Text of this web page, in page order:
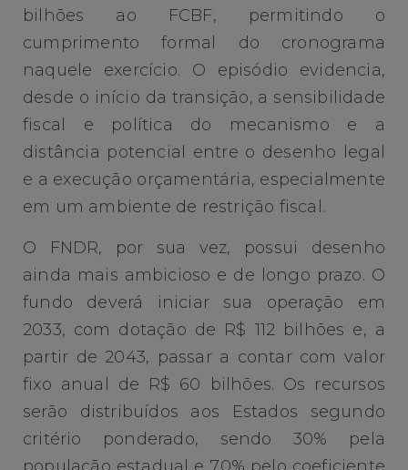
bilhões ao FCBF, permitindo o
cumprimento formal do cronograma
naquele exercício. O episódio evidencia,
desde o início da transição, a sensibilidade
fiscal e política do mecanismo e a
distância potencial entre o desenho legal
e a execução orçamentária, especialmente
em um ambiente de restrição fiscal.
O FNDR, por sua vez, possui desenho
ainda mais ambicioso e de longo prazo. O
fundo deverá iniciar sua operação em
2033, com dotação de R$ 112 bilhões e, a
partir de 2043, passar a contar com valor
fixo anual de R$ 60 bilhões. Os recursos
serão distribuídos aos Estados segundo
critério ponderado, sendo 30% pela